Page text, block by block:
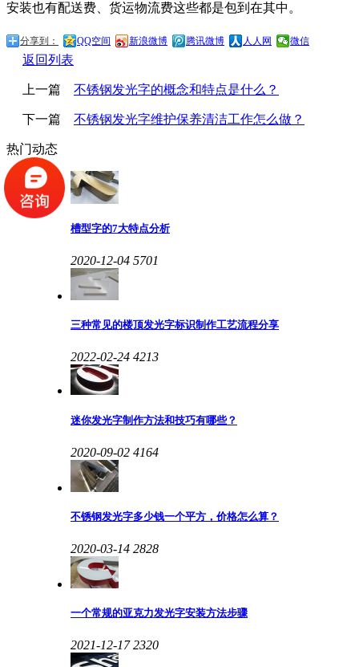
安装也有配送费、货运物流费这些都是包到在其中。
分享到： QQ空间 新浪微博 腾讯微博 人人网 微信
返回列表
上一篇 不锈钢发光字的概念和特点是什么？
下一篇 不锈钢发光字维护保养清洁工作怎么做？
热门动态
槽型字的7大特点分析
2020-12-04 5701
三种常见的楼顶发光字标识制作工艺流程分享
2022-02-24 4213
迷你发光字制作方法和技巧有哪些？
2020-09-02 4164
不锈钢发光字多少钱一个平方，价格怎么算？
2020-03-14 2828
一个常规的亚克力发光字安装方法步骤
2021-12-17 2320